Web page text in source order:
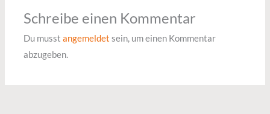
Schreibe einen Kommentar
Du musstangemeldet sein, um einen Kommentar
abzugeben.